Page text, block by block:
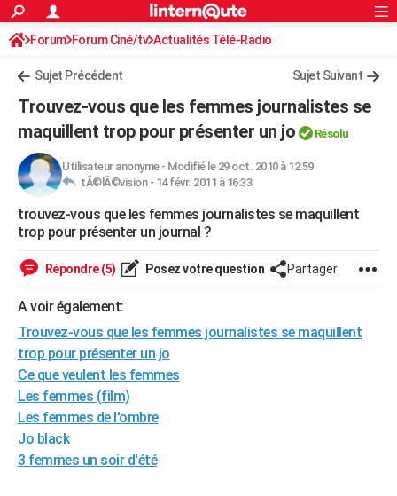
ACTUALITÉS
Politique
Société
Faits Divers
Education
Monde
Villes
+
Programme TV
Streaming
Sorties cinéma
FINANCE
Retraite
Impôts
Epargne
Immobilier
Risques naturels par ville
Banque
Assurance
Crédit
AUTO
Essais
Réserver un essai
Citadines
Berlines
SUV
Forum auto
HIGH-TECH
Mobiles
Meilleur smartphone
Internet
Ordinateurs
Jeux vidéo
Guide high-tech
+BRICOLAGE
Forum
Aménagement intérieur
Extérieur
Cuisine
Salle de bains
Jardinage
Rangement
WEEK-END
Guides de France
Escapades
Patrimoine
Expositions
Musées
Week-end nature
+LIFESTYLE
Art de vivre
Bien-être
Loisirs
Mode
Modes de vie
SANTE
Alimentation
Guide de la santé
Maladies
Médicaments
Sommeil
VOYAGE
Destinations
City break
Voyage nature
Voyage de noces
Forum
Climat
+PHOTO
GUIDES D'ACHAT
S'inscrire
Connexion
Forum Forum Ciné/tv Actualités Télé-Radio
Sujet Précédent Sujet Suivant
Trouvez-vous que les femmes journalistes se
maquillent trop pour présenter un jo
Résolu
Utilisateur anonyme- Modifié le 29 oct. 2010 à 12:59
tÃ©lÃ©vision - 14 févr. 2011 à 16:33
trouvez-vous que les femmes journalistes se maquillent
trop pour présenter un journal ?
Répondre (5) Posez votre question Partager
A voir également:
Trouvez-vous que les femmes journalistes se maquillent
trop pour présenter un jo
Ce que veulent les femmes
Les femmes (film)
Les femmes de l'ombre
Jo black
3 femmes un soir d'été